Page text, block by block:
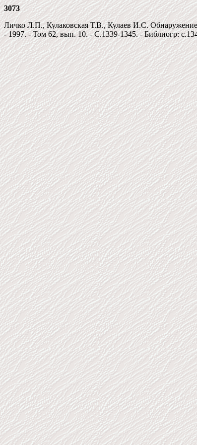
3073
Личко Л.П., Кулаковская Т.В., Кулаев И.С. Обнаружение
- 1997. - Том 62, вып. 10. - C.1339-1345. - Библиогр: